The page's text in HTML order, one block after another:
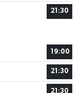
21:30
19:00
21:30
21:30